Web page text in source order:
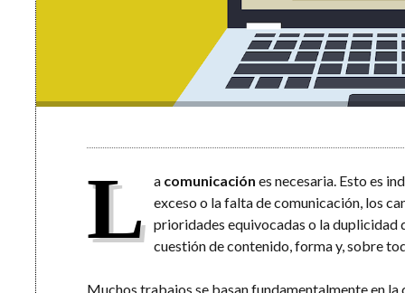
L a comunicación es necesaria. Esto es
exceso o la falta de comunicación, los
prioridades equivocadas o la duplicidad
cuestión de contenido, forma y, sobre
Muchos trabajos se basan fundamentalmente en